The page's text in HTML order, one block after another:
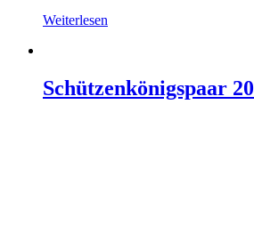
Weiterlesen
Schützenkönigspaar